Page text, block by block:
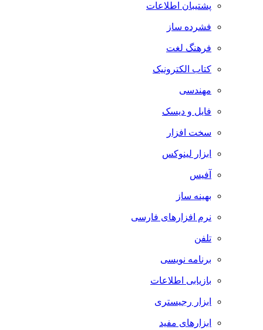
پشتیبان اطلاعات
فشرده ساز
فرهنگ لغت
کتاب الکترونیک
مهندسی
فایل و دیسک
سخت افزار
ابزار لینوکس
آفیس
بهینه ساز
نرم افزارهای فارسی
تلفن
برنامه نویسی
بازیابی اطلاعات
ابزار رجیستری
ابزارهای مفید